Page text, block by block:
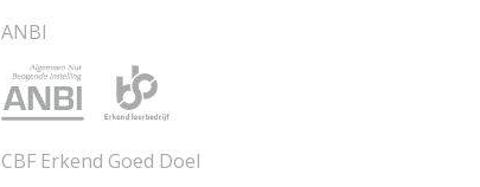
ANBI
CBF Erkend Goed Doel